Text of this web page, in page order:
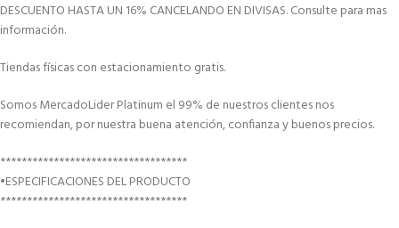
DESCUENTO HASTA UN 16% CANCELANDO EN DIVISAS. Consulte para mas
información.
Tiendas físicas con estacionamiento gratis.
Somos MercadoLider Platinum el 99% de nuestros clientes nos
recomiendan, por nuestra buena atención, confianza y buenos precios.
***********************************
•ESPECIFICACIONES DEL PRODUCTO
***********************************